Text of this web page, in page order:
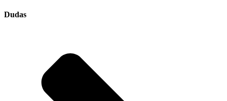
Dudas